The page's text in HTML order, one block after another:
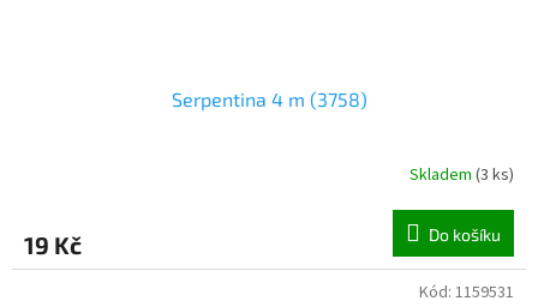
Serpentina 4 m (3758)
Skladem (3 ks)
19 Kč Do košíku
Kód: 1159531